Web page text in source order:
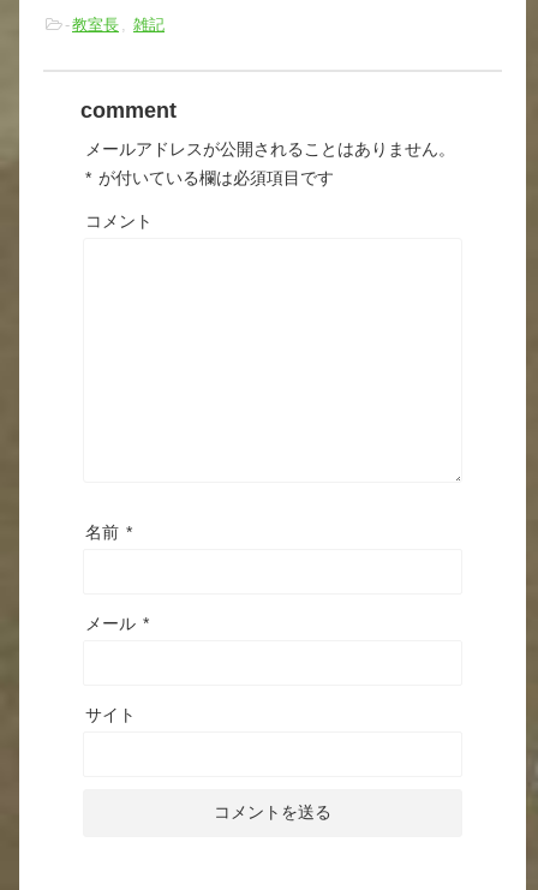
-教室長 , 雑記
comment
メールアドレスが公開されることはありません。
* が付いている欄は必須項目です
コメント
名前 *
メール *
サイト